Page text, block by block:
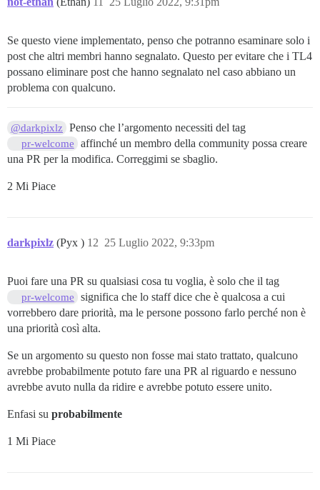
Se questo viene implementato, penso che potranno esaminare solo i
post che altri membri hanno segnalato. Questo per evitare che i TL4
possano eliminare post che hanno segnalato nel caso abbiano un
problema con qualcuno.
@darkpixlz Penso che l’argomento necessiti del tag
pr-welcome
affinché un membro della community possa creare
una PR per la modifica. Correggimi se sbaglio.
2 Mi Piace
darkpixlz (Pyx ) 25 Luglio 2022, 9:33pm
12
Puoi fare una PR su qualsiasi cosa tu voglia, è solo che il tag
pr-welcome
significa che lo staff dice che è qualcosa a cui
vorrebbero dare priorità, ma le persone possono farlo perché non è
una priorità così alta.
Se un argomento su questo non fosse mai stato trattato, qualcuno
avrebbe probabilmente potuto fare una PR al riguardo e nessuno
avrebbe avuto nulla da ridire e avrebbe potuto essere unito.
Enfasi su probabilmente
1 Mi Piace